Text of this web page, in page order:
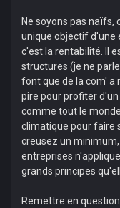
Ne soyons pas naïfs,
unique objectif d'une
c'est la rentabilité. Il
structures (je ne
font que de la com' a
pire pour profiter
comme tout le
climatique pour faire
creusez un
entreprises
grands principes
Remettre en